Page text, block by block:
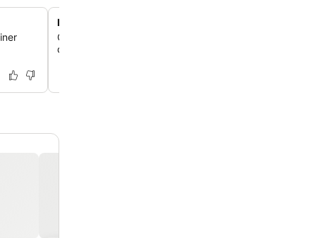
Haustierfreundliche Unterkunft
Genieße einen herzlichen Aufenthalt mit deinen
denn Hunde sind in diesem Hotel herzlich willkommen.